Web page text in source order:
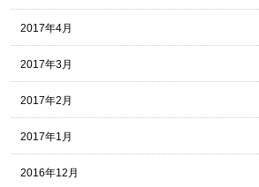
2017年4月
2017年3月
2017年2月
2017年1月
2016年12月